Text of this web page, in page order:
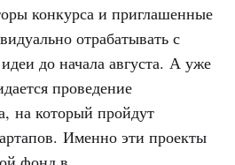
конкурса и приглашенные
отрабатывать с
до начала августа. А уже
проведение
на который пройдут
Именно эти проекты